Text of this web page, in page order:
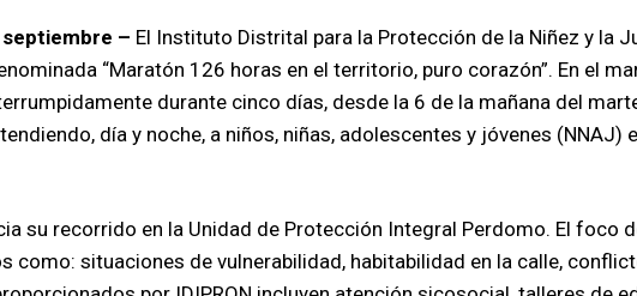
– El Instituto Distrital para la Protección de la Niñez y la
“Maratón 126 horas en el territorio, puro corazón”. En el
durante cinco días, desde la 6 de la mañana del
día y noche, a niños, niñas, adolescentes y jóvenes
su recorrido en la Unidad de Protección Integral Perdomo. El foco
como: situaciones de vulnerabilidad, habitabilidad en la calle,